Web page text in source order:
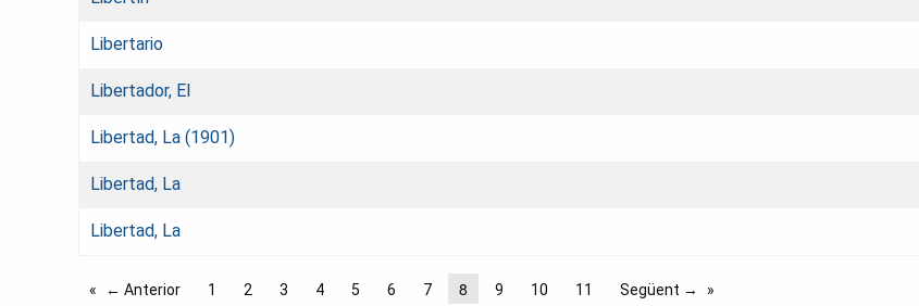
Libertario
Libertador, El
Libertad, La (1901)
Libertad, La
Libertad, La
← Anterior 1 2 3 4 5 6 7 8 9 10 11 Següent →